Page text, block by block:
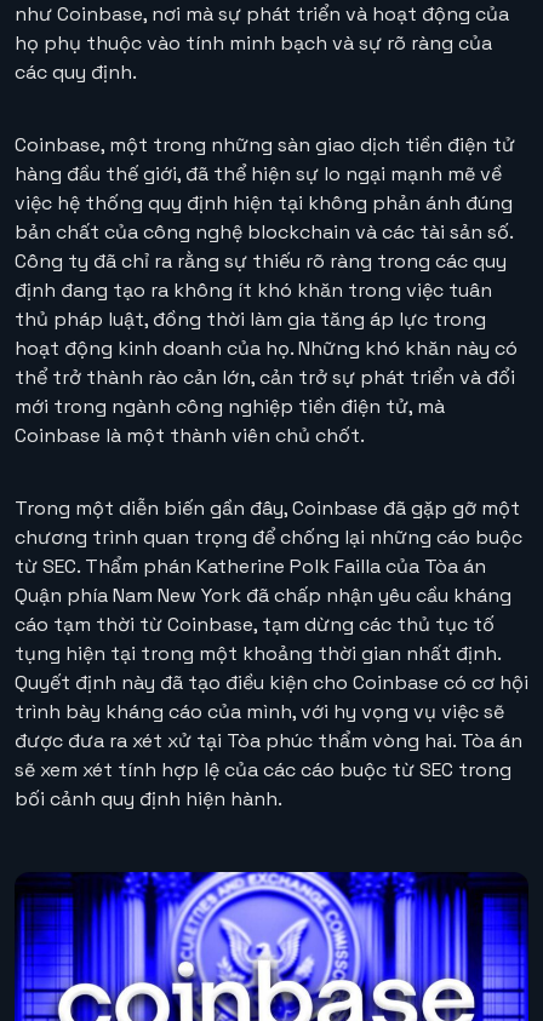
như Coinbase, nơi mà sự phát triển và hoạt động của
họ phụ thuộc vào tính minh bạch và sự rõ ràng của
các quy định.
Coinbase, một trong những sàn giao dịch tiền điện tử
hàng đầu thế giới, đã thể hiện sự lo ngại mạnh mẽ về
việc hệ thống quy định hiện tại không phản ánh đúng
bản chất của công nghệ blockchain và các tài sản số.
Công ty đã chỉ ra rằng sự thiếu rõ ràng trong các quy
định đang tạo ra không ít khó khăn trong việc tuân
thủ pháp luật, đồng thời làm gia tăng áp lực trong
hoạt động kinh doanh của họ. Những khó khăn này có
thể trở thành rào cản lớn, cản trở sự phát triển và đổi
mới trong ngành công nghiệp tiền điện tử, mà
Coinbase là một thành viên chủ chốt.
Trong một diễn biến gần đây, Coinbase đã gặp gỡ một
chương trình quan trọng để chống lại những cáo buộc
từ SEC. Thẩm phán Katherine Polk Failla của Tòa án
Quận phía Nam New York đã chấp nhận yêu cầu kháng
cáo tạm thời từ Coinbase, tạm dừng các thủ tục tố
tụng hiện tại trong một khoảng thời gian nhất định.
Quyết định này đã tạo điều kiện cho Coinbase có cơ hội
trình bày kháng cáo của mình, với hy vọng vụ việc sẽ
được đưa ra xét xử tại Tòa phúc thẩm vòng hai. Tòa án
sẽ xem xét tính hợp lệ của các cáo buộc từ SEC trong
bối cảnh quy định hiện hành.